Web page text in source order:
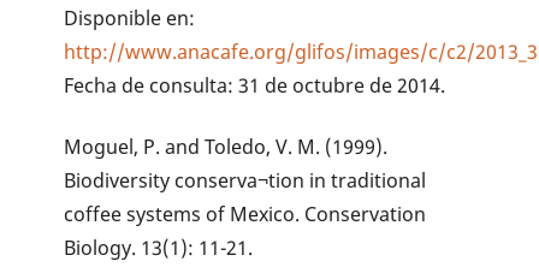
Disponible en:
http://www.anacafe.org/glifos/images/c/c2/
Fecha de consulta: 31 de octubre de 2014.
Moguel, P. and Toledo, V. M. (1999).
Biodiversity conserva¬tion in traditional
coffee systems of Mexico. Conservation
Biology. 13(1): 11-21.